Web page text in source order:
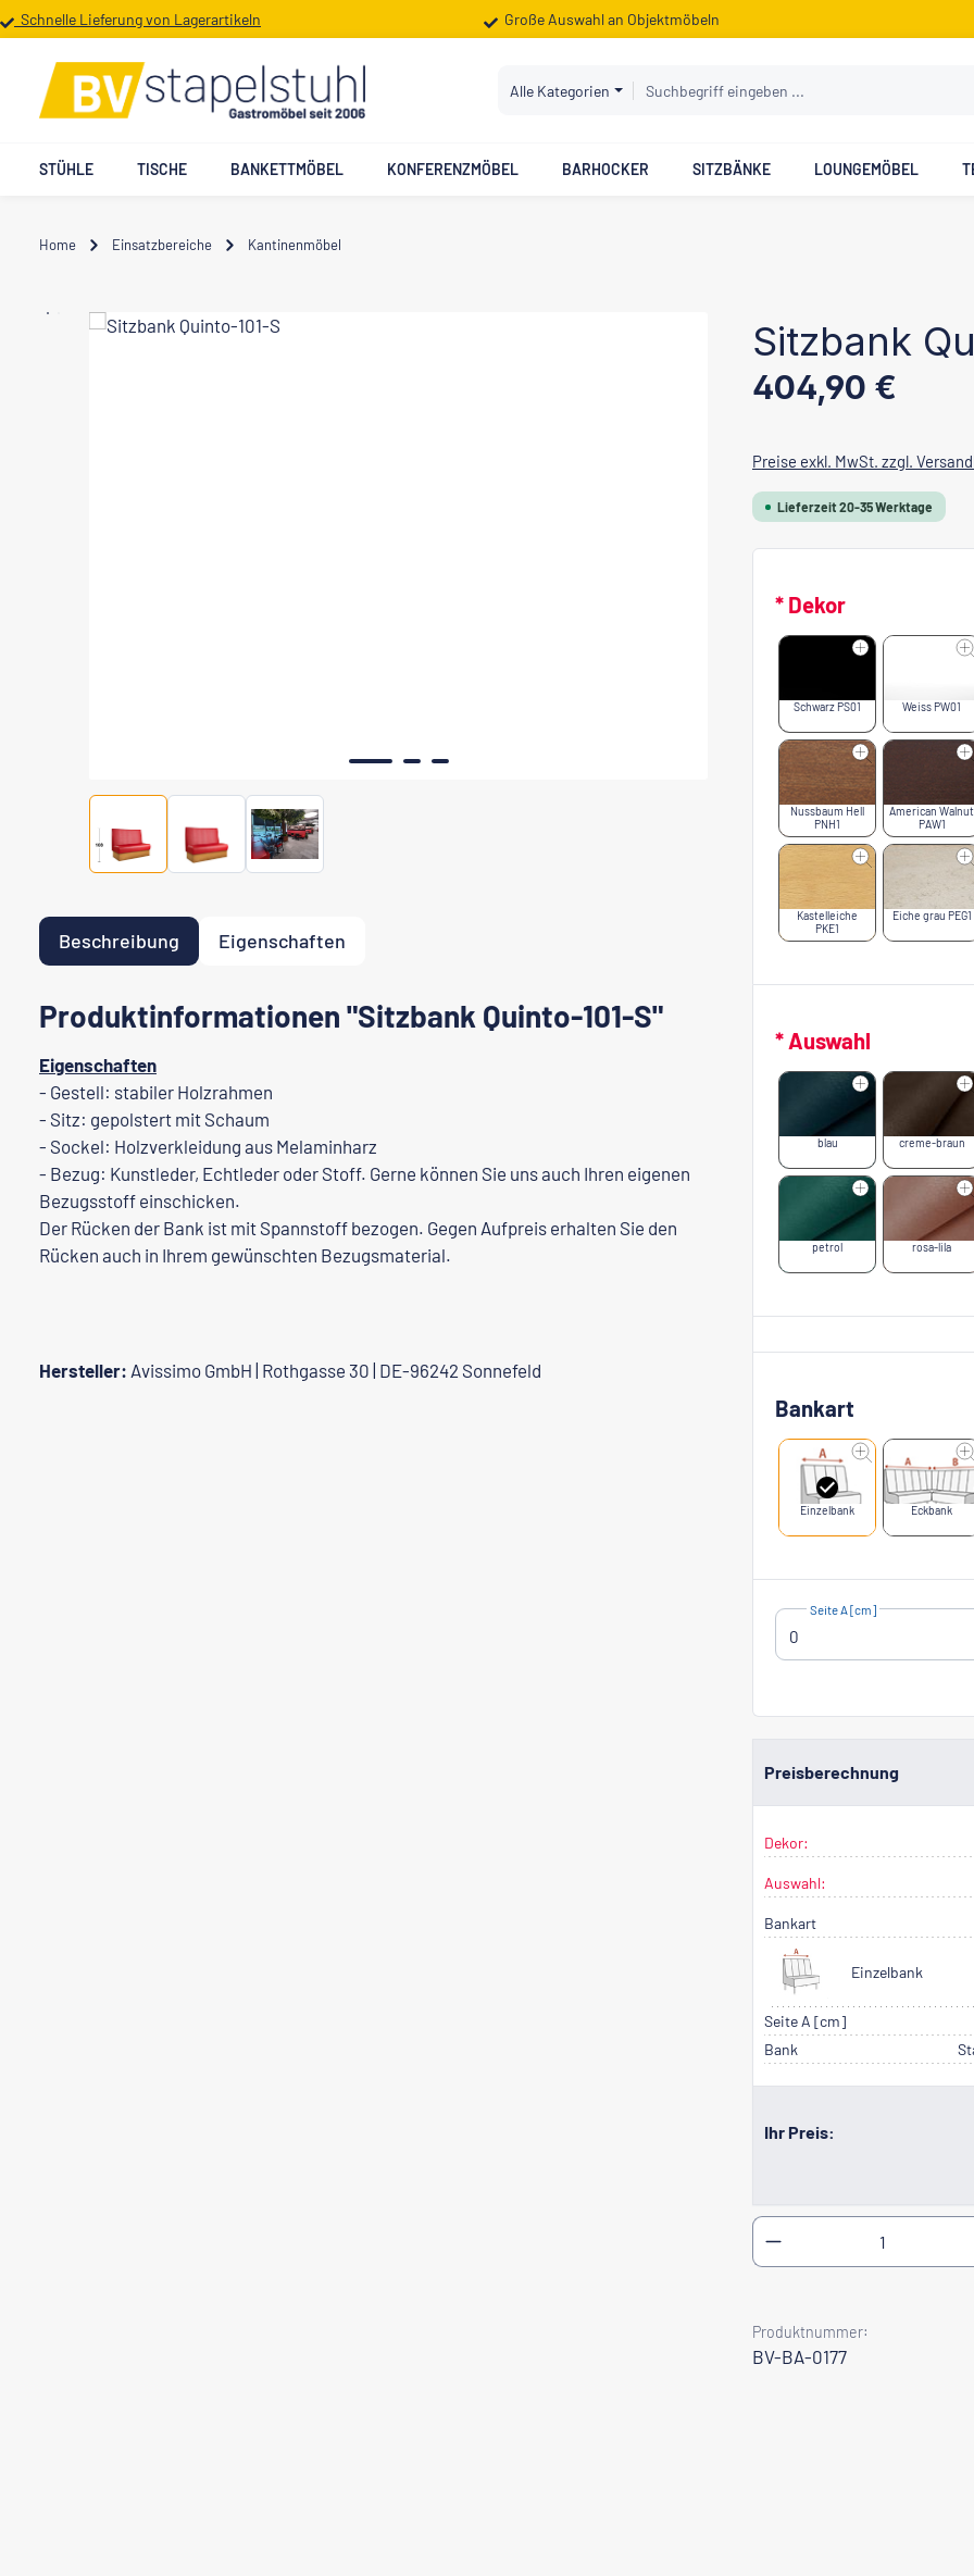
Hauptinhalt springen
Zur Suche springen
Zur Hauptnavigation springen
Schnelle Lieferung von Lagerartikeln Große Auswahl an Objektmöbeln
Alle Kategorien
STÜHLE TISCHE BANKETTMÖBEL KONFERENZMÖBEL BARHOCKER SITZBÄNKE LOUNGEMÖBEL
Home Einsatzbereiche Kantinenmöbel
Bildergalerie überspringen Sitzbank
Regulärer Preis:
404,90 €
Preise exkl. MwSt. zzgl.
Lieferzeit 20-35 Werktage
* Dekor
Schwarz PS01 Weiss PW01
Nussbaum Hell
PNH1
American Walnut
PAW1
Kastelleiche
PKE1
Eiche grau PEG1
* Auswahl
blau creme-braun
petrol rosa-lila
Bankart
Einzelbank Eckbank
Seite A [cm]
Preisberechnung
Dekor:
Auswahl:
Bankart
Einzelbank
Seite A [cm]
Bank
Ihr Preis:
Produkt Anzahl:
Produktnummer:
BV-BA-0177
Beschreibung Eigenschaften
Produktinformationen "Sitzbank Quinto-101-S"
Eigenschaften
- Gestell: stabiler Holzrahmen
- Sitz: gepolstert mit Schaum
- Sockel: Holzverkleidung aus Melaminharz
- Bezug: Kunstleder, Echtleder oder Stoff. Gerne können Sie uns auch Ihren eigenen
Bezugsstoff einschicken.
Der Rücken der Bank ist mit Spannstoff bezogen. Gegen Aufpreis erhalten Sie den
Rücken auch in Ihrem gewünschten Bezugsmaterial.
Hersteller: Avissimo GmbH | Rothgasse 30 | DE-96242 Sonnefeld